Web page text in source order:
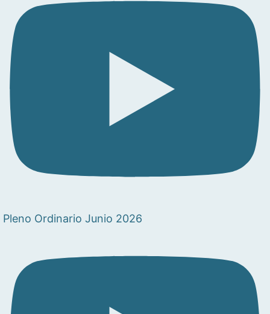
Pleno Ordinario Junio 2026